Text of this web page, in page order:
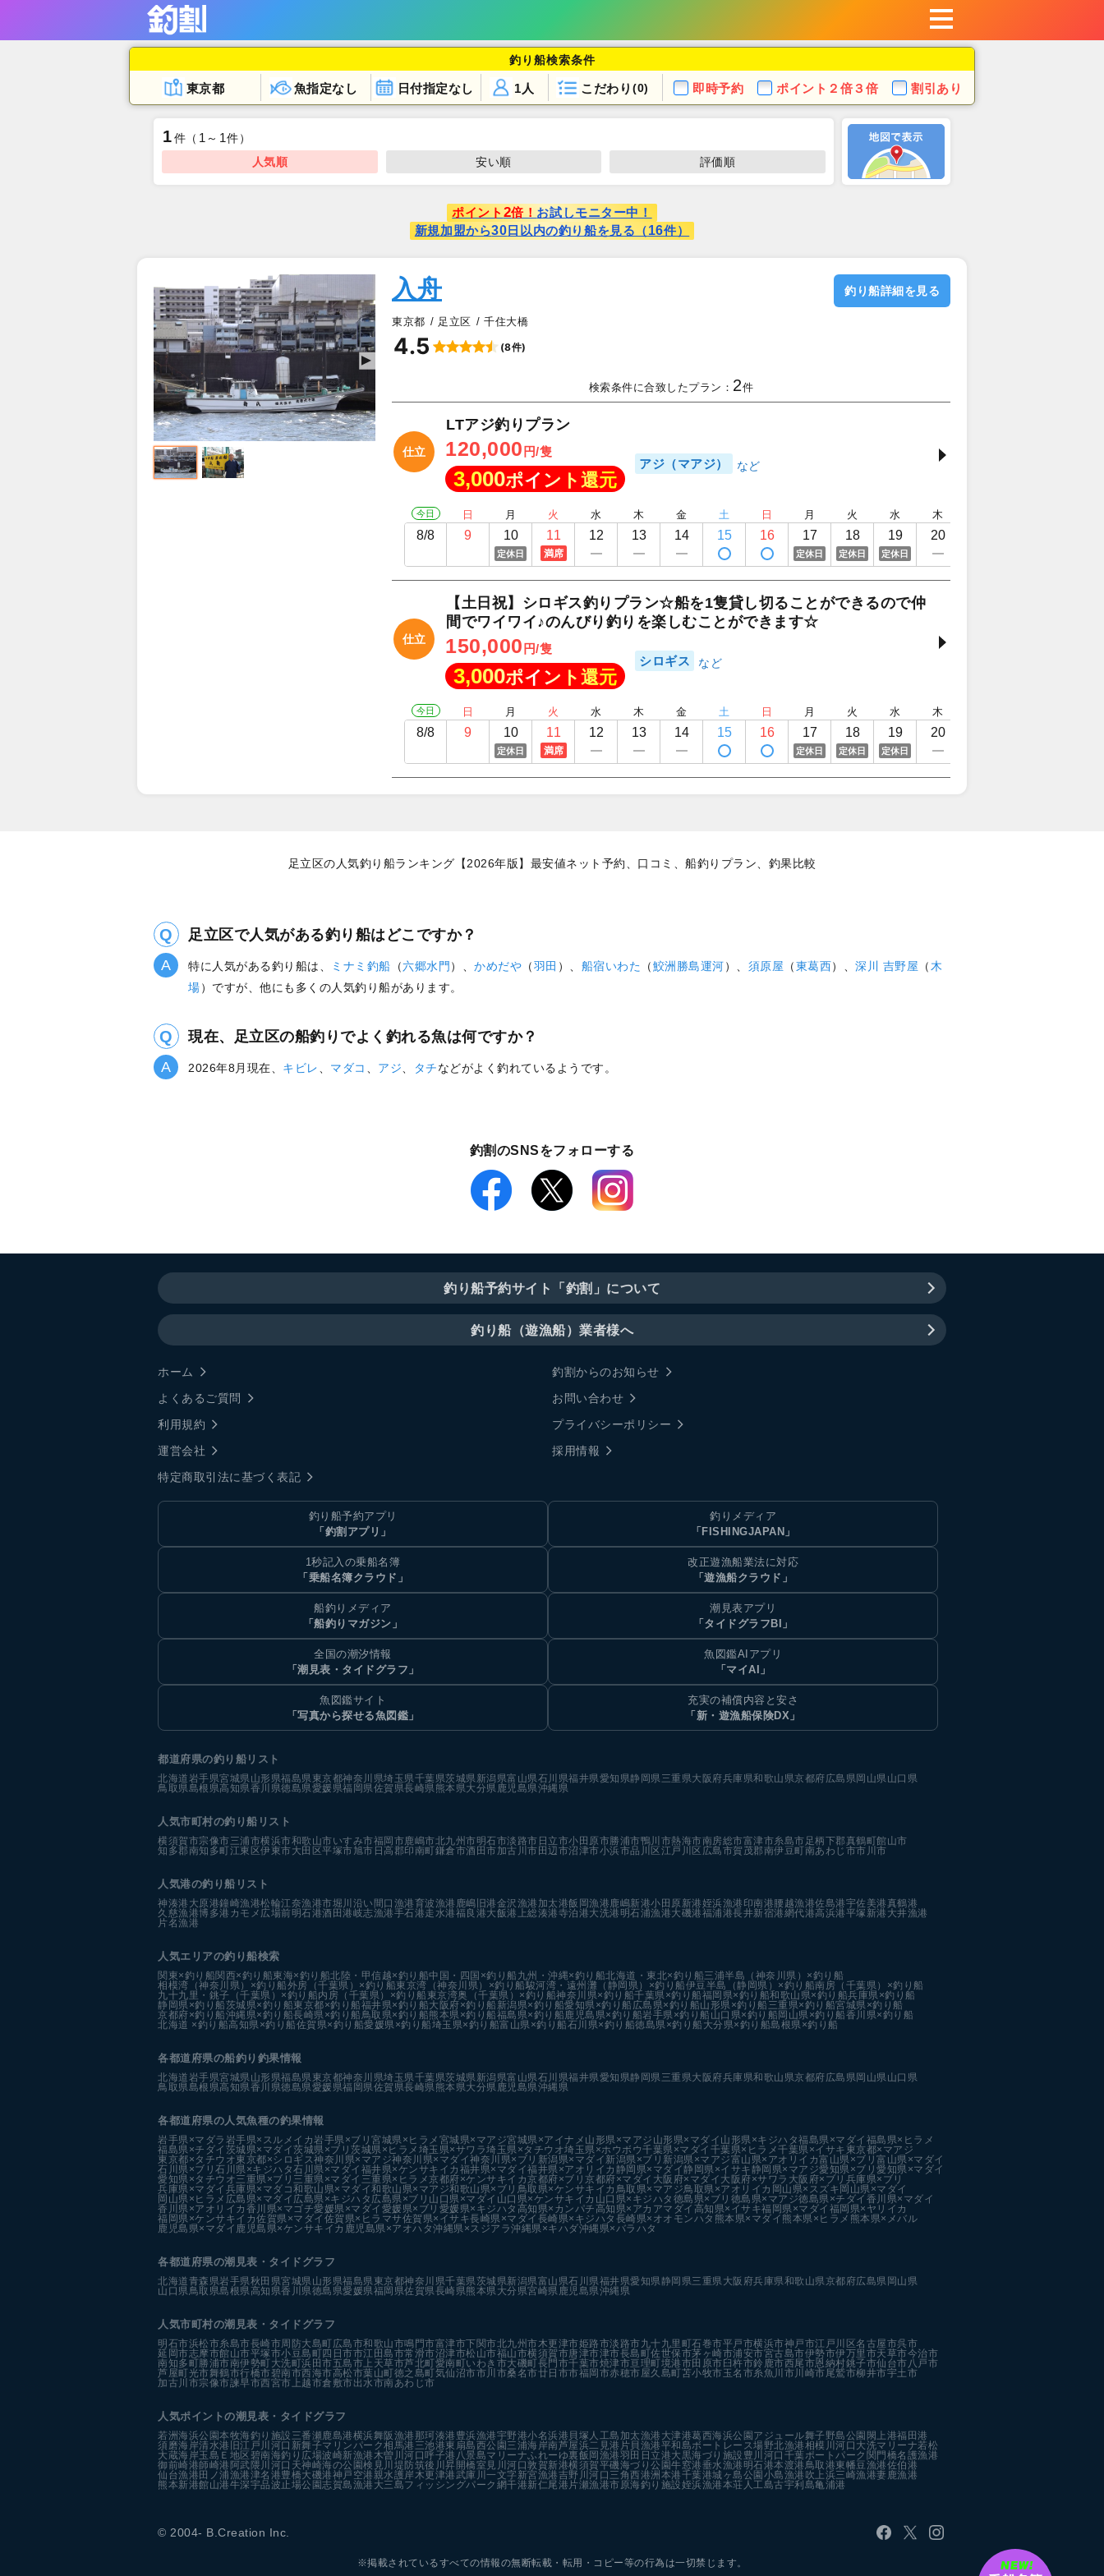
釣り船検索条件
東京都 魚指定なし 日付指定なし こだわり (0)
1人 即時予約 ポイント ２倍３倍 割引あり
1件 （ 1 ～ 1件）
人気順
安い順 評価順
ポイント 2倍！ お試しモニター中！
新規加盟から30 日以内の釣り船を見る（16件）
▲
入舟
東京都 足立区 千住大橋
4.5 (8件)
釣り船詳細を見る
検索条件に合致したプラン： 2件
仕立
LTアジ釣りプラン
120,000 円/隻
3,000ポイント還元
アジ（マアジ）
今日
8/8
日
9
月
10
定休日
火
11
満席
水
12
木
13
金
14
土
15
日
16
月
17
定休日
火
18
定休日
水
19
定休日
木
20
仕立
【土日祝】シロギス釣りプラン☆船を1隻貸し切ることができるので仲
間でワイワイ♪のんびり釣りを楽しむことができます☆
150,000 円/隻
3,000ポイント還元
シロギス
今日
8/8
日
9
月
10
定休日
火
11
満席
水
12
木
13
金
14
土
15
日
16
月
17
定休日
火
18
定休日
水
19
定休日
木
20
足立区の人気釣り船ランキング【2026年版】最安値ネット予約、口コミ、船釣りプラン、釣果比較
足立区で人気がある釣り船はどこですか？
特に人気がある釣り船は、 ミナミ釣船 （六郷水門 ）、 かめだや （羽田 ）、 船宿いわた （鮫洲勝島運河）、 須原屋 （東葛西）、 深川 吉野屋 （木
場）ですが、他にも多くの人気釣り船があります。
現在、足立区の船釣りでよく釣れる魚は何ですか？
2026年8月現在、 キビレ、 マダコ 、 アジ、 タチなどがよく釣れているようです。
釣割のSNSをフォローする
釣り船予約サイト「釣割」について
釣り船（遊漁船）業者様へ
ホーム
釣割からのお知らせ
よくあるご質問
お問い合わせ
利用規約
プライバシーポリシー
運営会社
採用情報
特定商取引法に基づく表記
釣り船予約アプリ
「釣割アプリ」
釣りメディア
「FISHINGJAPAN」
1秒記入の乗船名簿
「乗船名簿クラウド」
改正遊漁船業法に対応
「遊漁船クラウド」
船釣りメディア
「船釣りマガジン」
潮見表アプリ
「タイドグラフBI」
全国の潮汐情報
「潮見表・タイドグラフ」
魚図鑑AIアプリ
「マイAI」
魚図鑑サイト
「写真から探せる魚図鑑」
充実の補償内容と安さ
「新・遊漁船保険DX」
都道府県の釣り船リスト
北海道岩手県宮城県山形県福島県東京都神奈川県埼玉県千葉県茨城県新潟県富山県石川県福井県愛知県静岡県三重県大阪府兵庫県和歌山県京都府広島県岡山県山口県
鳥取県島根県高知県香川県徳島県愛媛県福岡県佐賀県長崎県熊本県大分県鹿児島県沖縄県
人気市町村の釣り船リスト
横須賀市宗像市三浦市横浜市和歌山市いすみ市福岡市鹿嶋市北九州市明石市淡路市 日立市小田原市勝浦市鴨川市熱海市南房総市富津市糸島市足柄下郡真鶴町館山市
知多郡南知多町江東区伊東市大田区平塚市旭市 日高郡印南町鎌倉市酒田市加古川市 田辺市沼津市小浜市品川区 江戸川区 広島市賀茂郡南伊豆町南あわじ市市川市
人気港の釣り船リスト
神湊港 大原港鐘崎漁港松輪江奈漁港市堀川沿い 間口漁港育波漁港 鹿嶋旧港金沢漁港 加太港飯岡漁港鹿嶋新港小田原新港姪浜漁港 印南港 腰越漁港佐島港宇佐美港真鶴港
久慈漁港博多港カモメ広場前明石港酒田港岐志漁港手石港走水港福良港大飯港 上総湊港寺泊港大洗港 明石浦漁港大磯港福浦港長井新宿港網代港高浜港平塚新港 大井漁港
片名漁港
人気エリアの釣り船検索
関東×釣り船関西×釣り船東海×釣り船北陸・甲信越×釣り船中国・四国×釣り船 九州・沖縄×釣り船北海道・東北×釣り船三浦半島（神奈川県）×釣り船
相模湾（神奈川県）×釣り船外房（千葉県）×釣り船東京湾（神奈川県）×釣り船駿河湾・遠州灘（静岡県）×釣り船伊豆半島（静岡県）×釣り船南房（千葉県）×釣り船
九十九里・銚子（千葉県）×釣り船内房（千葉県）×釣り船 東京湾奥（千葉県）×釣り船神奈川県×釣り船千葉県×釣り船福岡県×釣り船和歌山県×釣り船兵庫県×釣り船
静岡県×釣り船茨城県×釣り船東京都×釣り船福井県×釣り船大阪府×釣り船 新潟県×釣り船愛知県×釣り船 広島県×釣り船山形県×釣り船 三重県×釣り船宮城県×釣り船
京都府×釣り船沖縄県×釣り船長崎県×釣り船鳥取県×釣り船熊本県×釣り船福島県×釣り船鹿児島県×釣り船岩手県×釣り船 山口県×釣り船 岡山県×釣り船香川県×釣り船
北海道 ×釣り船高知県×釣り船佐賀県×釣り船愛媛県×釣り船埼玉県×釣り船富山県×釣り船石川県×釣り船徳島県×釣り船 大分県×釣り船島根県×釣り船
各都道府県の船釣り釣果情報
北海道岩手県宮城県山形県福島県東京都神奈川県埼玉県千葉県茨城県新潟県富山県石川県福井県愛知県静岡県三重県大阪府兵庫県和歌山県京都府広島県岡山県山口県
鳥取県島根県高知県香川県徳島県愛媛県福岡県佐賀県長崎県熊本県大分県鹿児島県沖縄県
各都道府県の人気魚種の釣果情報
岩手県×マダラ 岩手県×スルメイカ岩手県×ブリ 宮城県×ヒラメ 宮城県×マアジ宮城県×アイナメ 山形県×マアジ 山形県×マダイ 山形県×キジハタ福島県×マダイ 福島県×ヒラメ
福島県×チダイ 茨城県×マダイ茨城県×ブリ 茨城県×ヒラメ 埼玉県×サワラ埼玉県×タチウオ埼玉県×ホウボウ千葉県×マダイ 千葉県×ヒラメ千葉県×イサキ 東京都×マアジ
東京都×タチウオ東京都×シロギス神奈川県×マアジ神奈川県×マダイ神奈川県×ブリ 新潟県×マダイ 新潟県×ブリ 新潟県×マアジ富山県×アオリイカ富山県×ブリ 富山県×マダイ
石川県×ブリ 石川県×キジハタ石川県×マダイ 福井県×ケンサキイカ 福井県×マダイ福井県×アオリイカ 静岡県×マダイ 静岡県×イサキ 静岡県×マアジ愛知県×ブリ 愛知県×マダイ
愛知県×タチウオ三重県×ブリ 三重県×マダイ 三重県×ヒラメ京都府×ケンサキイカ京都府×ブリ 京都府×マダイ 大阪府×マダイ 大阪府×サワラ 大阪府×ブリ 兵庫県×ブリ
兵庫県×マダイ 兵庫県×マダコ和歌山県×マダイ和歌山県×マアジ和歌山県×ブリ 鳥取県×ケンサキイカ 鳥取県×マアジ鳥取県×アオリイカ 岡山県×スズキ 岡山県×マダイ
岡山県×ヒラメ 広島県×マダイ 広島県×キジハタ 広島県×ブリ 山口県×マダイ 山口県×ケンサキイカ 山口県×キジハタ 徳島県×ブリ 徳島県×マアジ徳島県×チダイ 香川県×マダイ
香川県×アオリイカ 香川県×マゴチ愛媛県×マダイ 愛媛県×ブリ 愛媛県×キジハタ 高知県×カンパチ高知県×アカアマダイ 高知県×イサキ福岡県×マダイ 福岡県×ヤリイカ
福岡県×ケンサキイカ佐賀県×マダイ 佐賀県×ヒラマサ佐賀県×イサキ長崎県×マダイ 長崎県×キジハタ 長崎県×オオモンハタ 熊本県×マダイ 熊本県×ヒラメ 熊本県×メバル
鹿児島県×マダイ 鹿児島県×ケンサキイカ 鹿児島県×アオハタ沖縄県×スジアラ沖縄県×キハダ沖縄県×バラハタ
各都道府県の潮見表 ・タイドグラフ
北海道青森県岩手県秋田県宮城県山形県福島県東京都神奈川県千葉県茨城県新潟県富山県石川県福井県愛知県静岡県三重県大阪府兵庫県和歌山県京都府広島県 岡山県
山口県鳥取県島根県高知県香川県徳島県愛媛県福岡県佐賀県長崎県熊本県大分県宮崎県鹿児島県沖縄県
人気市町村の潮見表・タイドグラフ
明石市浜松市糸島市長崎市周防大島町広島市和歌山市鳴門市富津市下関市北九州市木更津市姫路市淡路市九十九里町石巻市平戸市横浜市神戸市江戸川区名古屋市呉市
延岡市志摩市館山市平塚市小豆島町四日市市江田島市常滑市沼津市松山市福山市横須賀市唐津市津市長島町佐世保市茅ヶ崎市浦安市宮古島市伊勢市伊万里市天草市今治市
南知多町勝浦市南伊勢町大洗町浜田市五島市 上天草市芦北町愛南町いわき市大磯町長門市千葉市焼津市亘理町境港市田原市 臼杵市鈴鹿市西尾市恩納村銚子市仙台市八戸市
芦屋町光市舞鶴市行橋市碧南市西海市高松市葉山町徳之島町気仙沼市市川市桑名市廿日市市福岡市赤穂市屋久島町苫小牧市玉名市糸魚川市川崎市尾鷲市柳井市宇土市
加古川市宗像市諫早市西宮市 上越市倉敷市出水市南あわじ市
人気ポイントの潮見表・タイドグラフ
若洲海浜公園本牧海釣り施設 三番瀬鹿島港横浜舞阪漁港 那珂湊港 豊浜漁港宇野港小名浜港 貝塚人工島 加太漁港 大津港葛西海浜公園 アジュール舞子野島公園 閖上港福田港
須磨海岸清水港 旧江戸川河口 新舞子マリンパーク相馬港 三池港東扇島西公園 三浦海岸南芦屋浜二見港 片貝漁港平和島ボートレース場野北漁港相模川河口 大洗マリーナ若松
大蔵海岸玉島Ｅ地区 碧南海釣り広場波崎新漁港木曽川河口 呼子港 八景島マリーナふれーゆ裏飯岡漁港羽田 日立港大黒海づり施設 豊川河口 千葉ポートパーク 関門橋名護漁港
御前崎港師崎港 阿武隈川河口 天神崎海の公園検見川堤防筑後川昇開橋室見川河口敦賀新港横須賀平磯海づり公園牛窓港垂水漁港 明石港本渡港鳥取港東幡豆漁港佐伯港
仙台漁港 田ノ浦漁港津名港豊橋大磯港神戸空港親水護岸木更津港武庫川一文字 新宮漁港吉野川河口 三角西港洲本港千葉港城ヶ島公園 小島漁港 吹上浜三崎漁港妻鹿漁港
熊本新港館山港牛深宇品波止場公園志賀島漁港 大三島フィッシングパーク 網干港新仁尾港 片瀬漁港市原海釣り施設姪浜漁港本荘人工島古宇利島亀浦港
© 2004- B.Creation Inc.
※掲載されているすべての情報の無断転載・転用・コピー等の行為は一切禁じます。